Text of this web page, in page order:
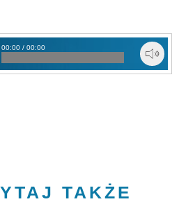
00:00 / 00:00
TAKŻE